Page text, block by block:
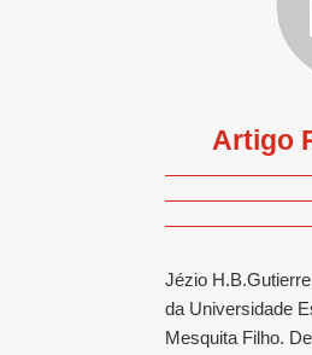
Artigo
Jézio
da Universidade
Mesquita Filho.